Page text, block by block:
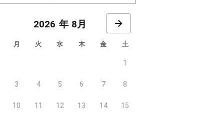
8月
月 火 水 木 金 土
1
3 4 5 6 7 8
10 11 12 13 14 15